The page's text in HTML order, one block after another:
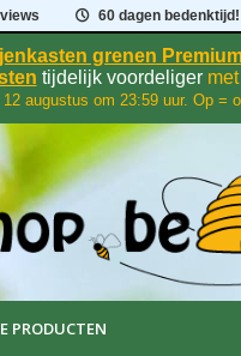
60 dagen bedenktijd!
grenen
tijdelijk voordeligermet
augustus om 23:59 uur. Op =
PRODUCTEN